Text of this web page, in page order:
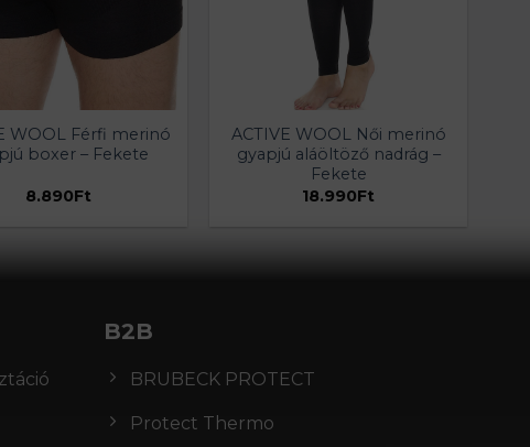
WOOL Férfi merinó
boxer – Fekete
8.890Ft
ACTIVE WOOL Női merinó
gyapjú aláöltöző nadrág –
Fekete
18.990Ft
B2B
BRUBECK PROTECT
Protect Thermo